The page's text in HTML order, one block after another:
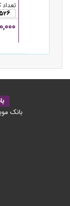
تعداد
بانک